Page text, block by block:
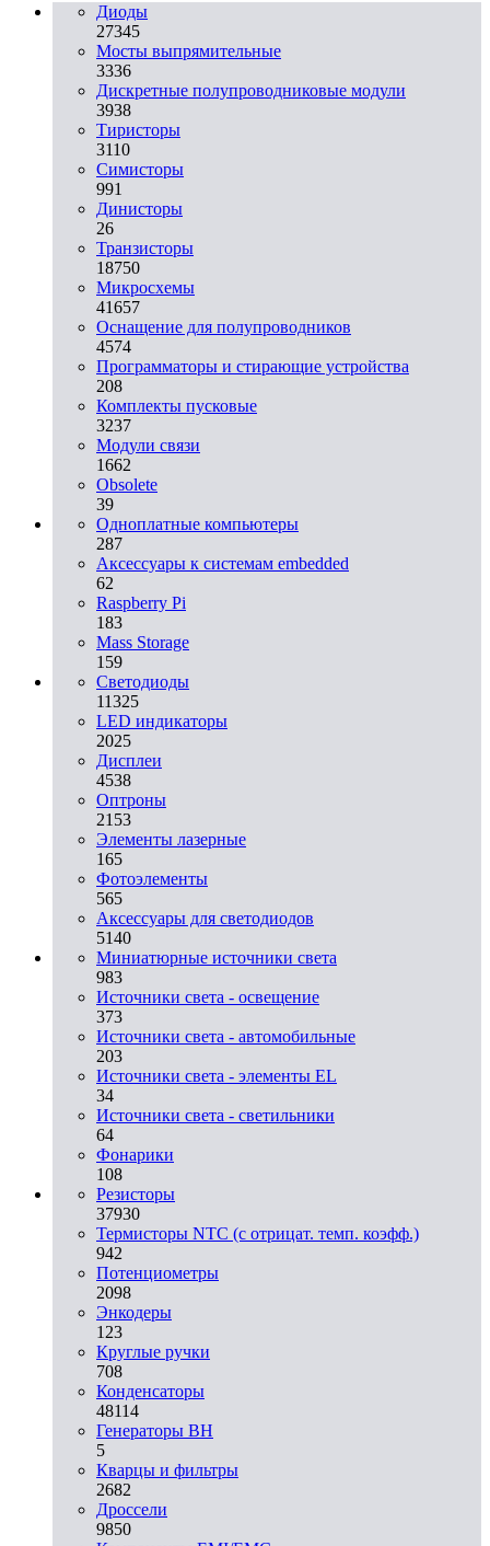
Диоды
27345
Мосты выпрямительные
3336
Дискретные полупроводниковые модули
3938
Тиристоры
3110
Симисторы
991
Динисторы
26
Транзисторы
18750
Микросхемы
41657
Оснащение для полупроводников
4574
Программаторы и стирающие устройства
208
Комплекты пусковые
3237
Модули связи
1662
Obsolete
39
Одноплатные компьютеры
287
Аксессуары к системам embedded
62
Raspberry Pi
183
Mass Storage
159
Светодиоды
11325
LED индикаторы
2025
Дисплеи
4538
Оптроны
2153
Элементы лазерные
165
Фотоэлементы
565
Аксессуары для светодиодов
5140
Миниатюрные источники света
983
Источники света - освещение
373
Источники света - автомобильные
203
Источники света - элементы EL
34
Источники света - светильники
64
Фонарики
108
Резисторы
37930
Термисторы NTC (с отрицат. темп. коэфф.)
942
Потенциометры
2098
Энкодеры
123
Круглые ручки
708
Конденсаторы
48114
Генераторы ВН
5
Кварцы и фильтры
2682
Дроссели
9850